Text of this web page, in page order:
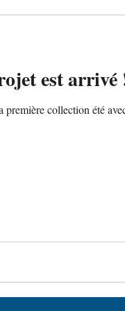
est arrivé
collection été